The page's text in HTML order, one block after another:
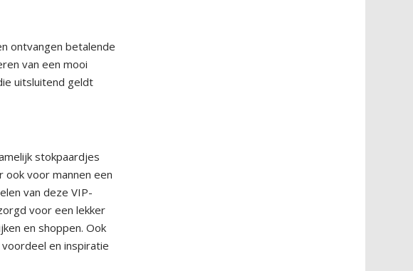
ontvangen betalende
van een mooi
uitsluitend geldt
stokpaardjes
ook voor mannen een
van deze VIP-
voor een lekker
en shoppen. Ook
en inspiratie